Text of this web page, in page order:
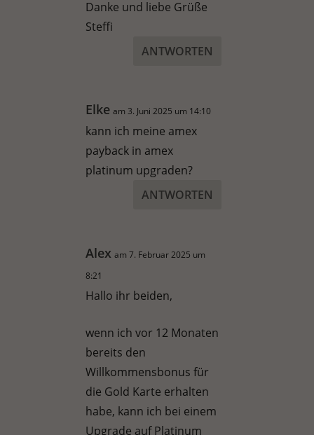
Danke und liebe Grüße
Steffi
ANTWORTEN
Elke am 3. Juni 2025 um 14:10
kann ich meine amex
payback in amex
platinum upgraden?
ANTWORTEN
Alex am 7. Februar 2025 um
8:21
Hallo ihr beiden,
wenn ich vor 12 Monaten
bereits den
Willkommensbonus für
die Gold Karte erhalten
habe, kann ich bei einem
Upgrade auf Platinum